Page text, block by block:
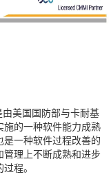
美国国防部与卡耐基
施的一种软件能力成熟
一种软件过程改善的
管理上不断成熟和进步
程。